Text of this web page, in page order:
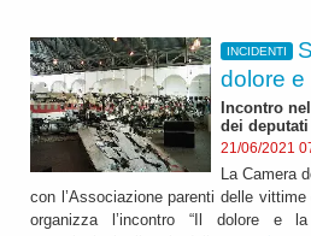
INCIDENTI
dolore e
Incontro
dei deputati
21/06/2021
La Camera
con l’Associazione parenti delle
organizza l’incontro “Il dolore e